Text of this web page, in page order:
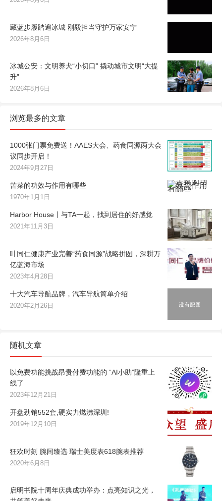
藏蓝步履踏遍冰城 刚毅担当守护万家安宁
2026年8月6日
冰城公安：文明养犬“小切口” 撬动城市文明“大提
升”
2026年8月6日
浏览最多的文章
1000张门票免费送！AAES大会、药食同源两大会
议同步开启！
2024年9月27日
苦菜的功效与作用有哪些
1970年1月1日
Harbor House丨与TA一起，找到居住的好感觉
2021年11月3日
叶同仁健康产业完善“药食同源”战略拼图，深耕万
亿蓝海市场
2023年4月28日
十大汽车导航品牌，汽车导航简单介绍
2020年2月26日
随机文章
以免费功能挑战昂贵付费功能的 “AI小助”隆重上
线了
2023年12月21日
开盘劲销552套,硬实力燃沸深圳!
2019年12月10日
狂欢时刻 腕间臻选 瑞士美度表618腕表推荐
2020年6月8日
启明书院十周年庆典成功举办：点亮知识之光，